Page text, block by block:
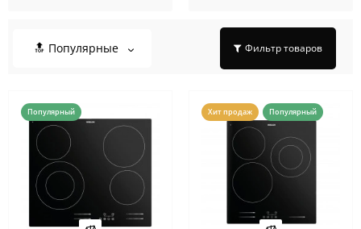
🔝 Популярные Фильтр товаров
Популярный Хит продаж Популярный